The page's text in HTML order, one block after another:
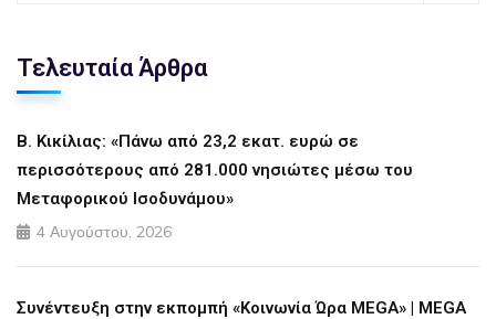
Τελευταία Άρθρα
Β. Κικίλιας: «Πάνω από 23,2 εκατ. ευρώ σε
περισσότερους από 281.000 νησιώτες μέσω του
Μεταφορικού Ισοδυνάμου»
4 Αυγούστου, 2026
Συνέντευξη στην εκπομπή «Κοινωνία Ώρα MEGA» | MEGA